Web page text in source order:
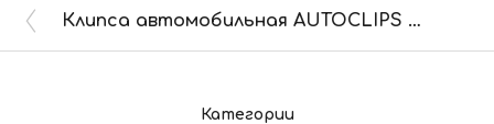
Клипса автомобильная AUTOCLIPS Acura GM Honda Daewoo, 10018
Категории